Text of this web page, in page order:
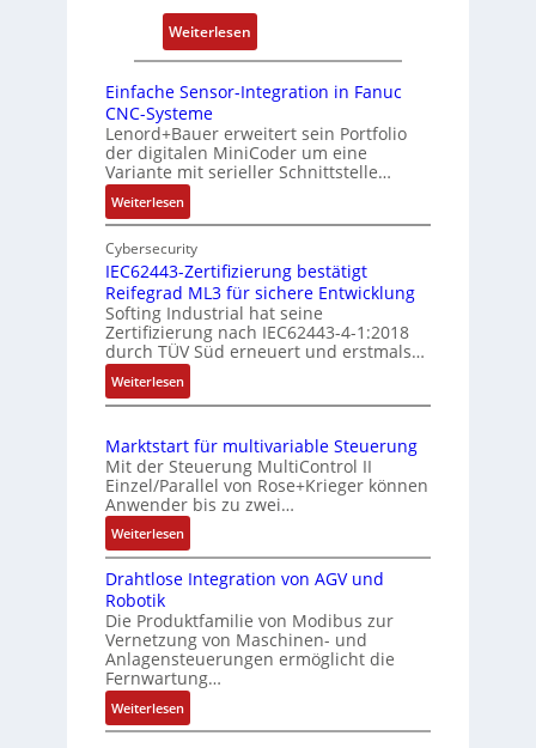
e
e
e
r
y
i
P
o
s
i
i
o
e
s
s
u
n
n
d
Z
u
t
a
n
d
s
Weiterlesen:
D
h
g
e
e
k
o
m
b
n
e
r
t
o
s
t
i
s
Einfache Sensor-Integration in Fanuc
CNC-Systeme
Lenord+Bauer erweitert sein Portfolio
der digitalen MiniCoder um eine
Variante mit serieller Schnittstelle…
Weiterlesen:
E
i
n
a
c
h
e
S
n
s
o
r
-
I
n
e
g
r
t
Cybersecurity
IEC62443-Zertifizierung bestätigt
Reifegrad ML3 für sichere Entwicklung
Softing Industrial hat seine
Zertifizierung nach IEC62443-4-1:2018
durch TÜV Süd erneuert und erstmals…
Weiterlesen:
I
C
6
2
4
4
3
-
e
r
t
Marktstart für multivariable Steuerung
Mit der Steuerung MultiControl II
Einzel/Parallel von Rose+Krieger können
Anwender bis zu zwei…
Weiterlesen:
M
a
k
t
s
t
a
r
Drahtlose Integration von AGV und
Robotik
Die Produktfamilie von Modibus zur
Vernetzung von Maschinen- und
Anlagensteuerungen ermöglicht die
Fernwartung…
Weiterlesen:
D